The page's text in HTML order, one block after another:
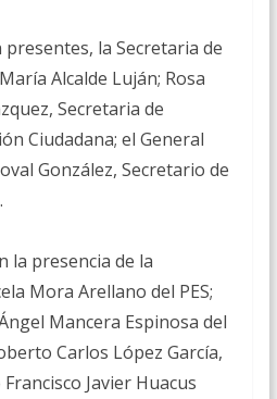
la Secretaria de
Alcalde Luján; Rosa
Secretaria de
Ciudadana; el General
González, Secretario de
la presencia de la
Mora Arellano del PES;
Mancera Espinosa del
Carlos López García,
Javier Huacus